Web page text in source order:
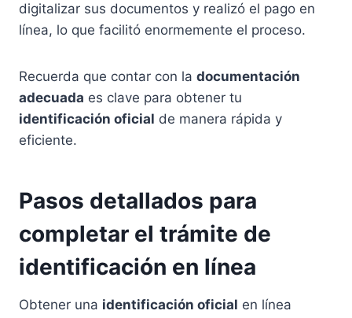
digitalizar sus documentos y realizó el pago en
línea, lo que facilitó enormemente el proceso.
Recuerda que contar con la documentación
adecuada es clave para obtener tu
identificación oficial de manera rápida y
eficiente.
Pasos detallados para
completar el trámite de
identificación en línea
Obtener una identificación oficial en línea